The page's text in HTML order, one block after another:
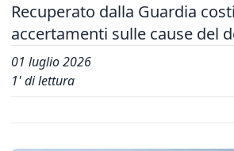
Recuperato dalla Guardia
accertamenti sulle cause del
01 luglio 2026
1' di lettura